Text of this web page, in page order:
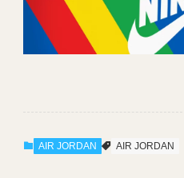
AIR JORDAN AIR JORDAN